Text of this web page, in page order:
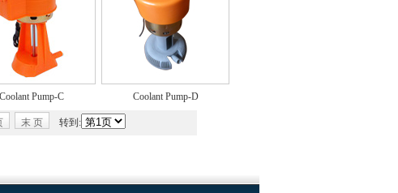
Coolant Pump-C Coolant Pump-D
末 页 转到: